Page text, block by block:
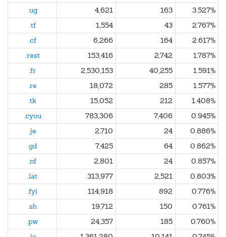
.ug
4,621 163
3.527%
.tf
1,554 43
2.767%
.cf
6,266 164
2.617%
.rest
153,416 2,742
1.787%
.fr
2,530,153 40,255
1.591%
.re
18,072 285
1.577%
.tk
15,052 212
1.408%
.cyou
783,306 7,406
0.945%
.je
2,710 24
0.886%
.gd
7,425 64
0.862%
.nf
2,801 24
0.857%
.lat
313,977 2,521
0.803%
.fyi
114,918 892
0.776%
.sh
19,712 150
0.761%
.pw
24,357 185
0.760%